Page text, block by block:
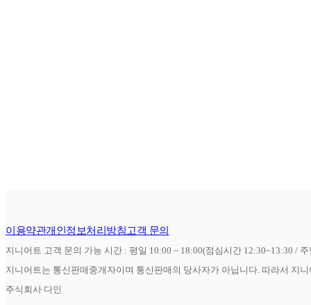
이용약관개인정보처리방침고객 문의
지니어트 고객 문의 가능 시간 : 평일 10:00 ~ 18:00(점심시간 12:30~13:30 /
지니어트는 통신판매중개자이며 통신판매의 당사자가 아닙니다. 따라서 지
주식회사 다인